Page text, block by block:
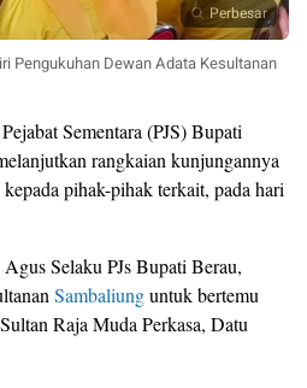
Perbesar
Pengukuhan Dewan Adata Kesultanan
Sementara (PJS) Bupati
rangkaian kunjungannya
pihak-pihak terkait, pada hari
Selaku PJs Bupati Berau,
Sambaliunguntuk bertemu
Raja Muda Perkasa, Datu